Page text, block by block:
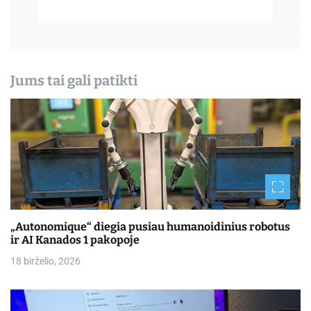
Jums tai gali patikti
„Autonomique“ diegia pusiau humanoidinius robotus
ir AI Kanados 1 pakopoje
18 birželio, 2026